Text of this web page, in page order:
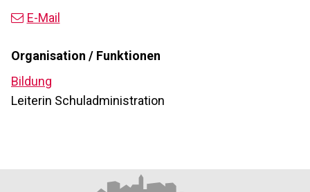
E-Mail
Organisation / Funktionen
Bildung
Leiterin Schuladministration